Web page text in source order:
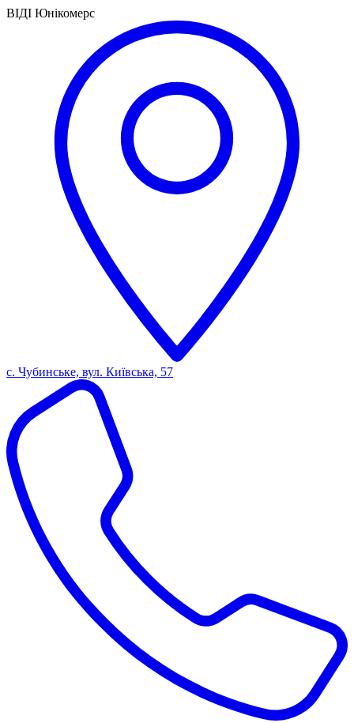
ВІДІ Юнікомерс
с. Чубинське, вул. Київська, 57